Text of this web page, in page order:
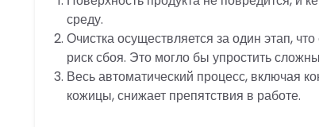
среду.
Очистка осуществляется за один этап,
риск сбоя. Это могло бы упростить
Весь автоматический процесс, включая
кожицы, снижает препятствия в работе.